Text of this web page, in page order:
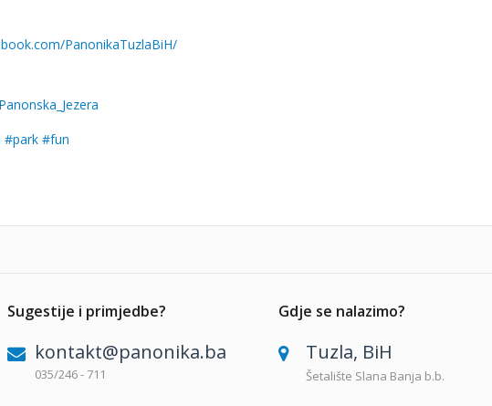
PanonikaTuzlaBiH/
#park #fun
Sugestije i primjedbe?
kontakt@panonika.ba
035/246 - 711
Gdje se nalazimo?
Tuzla, BiH
Šetalište Slana Banja b.b.